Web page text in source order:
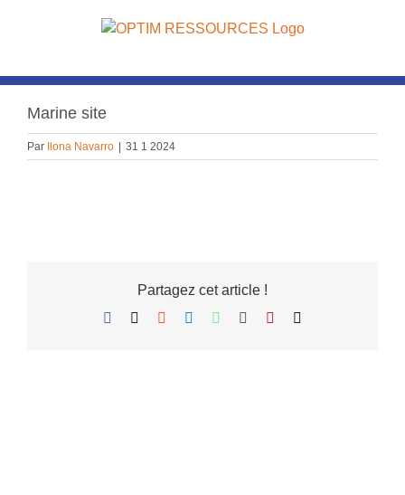
Marine site
Par Ilona Navarro 31 1 2024
Partagez cet article !
Facebook Reddit LinkedInWhatsApp
TumblrPinterest